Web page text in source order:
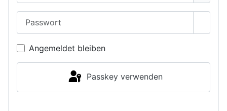
Angemeldet bleiben
Passkey verwenden